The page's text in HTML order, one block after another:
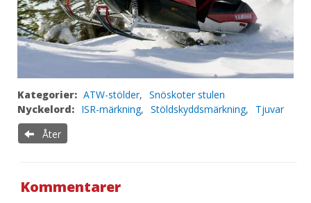
Kategorier: ATW-stölder, Snöskoter stulen
Nyckelord: ISR-märkning, Stöldskyddsmärkning,
Tjuvar
Åter
Kommentarer